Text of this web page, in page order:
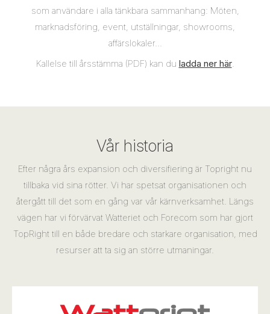
som användare i alla tänkbara sammanhang: Möten,
marknadsföring, event, utställningar, showrooms,
affärslokaler...
Kallelse till årsstämma (PDF) kan du ladda ner här.
Vår historia
Efter några års expansion och diversifiering är Topright nu
tillbaka vid sina rötter. Vi har spetsat organisationen och
återgått till det som en gång var vår kärnverksamhet. Längs
vägen har vi förvärvat Watteriet och Forecom som har gjort
TopRight till en både bredare och starkare organisation, med
resurser att ta sig an större utmaningar.